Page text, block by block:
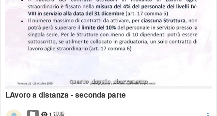
LAvoro a distanza - seconda parte
1 观看